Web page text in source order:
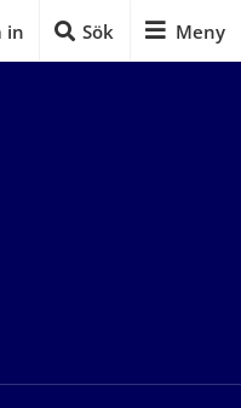
in Sök Meny